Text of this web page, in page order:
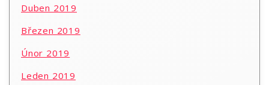
Duben 2019
Březen 2019
Únor 2019
Leden 2019